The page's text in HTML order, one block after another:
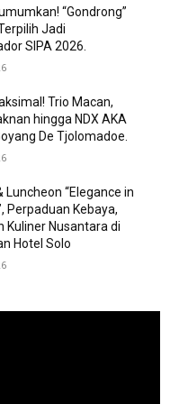
“Gondrong”
Jadi
SIPA 2026.
Trio Macan,
hingga NDX AKA
De Tjolomadoe.
Luncheon “Elegance in
Perpaduan Kebaya,
Kuliner Nusantara di
Hotel Solo